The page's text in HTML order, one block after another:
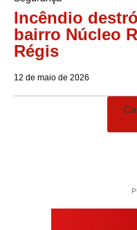
Incêndio
bairro Núcleo
Régis
12 de maio de 2026